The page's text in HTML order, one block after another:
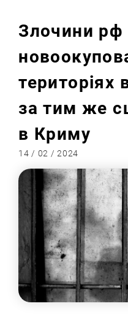
Злочини рф
територіях
за тим же
в Криму
14 / 02 / 2024